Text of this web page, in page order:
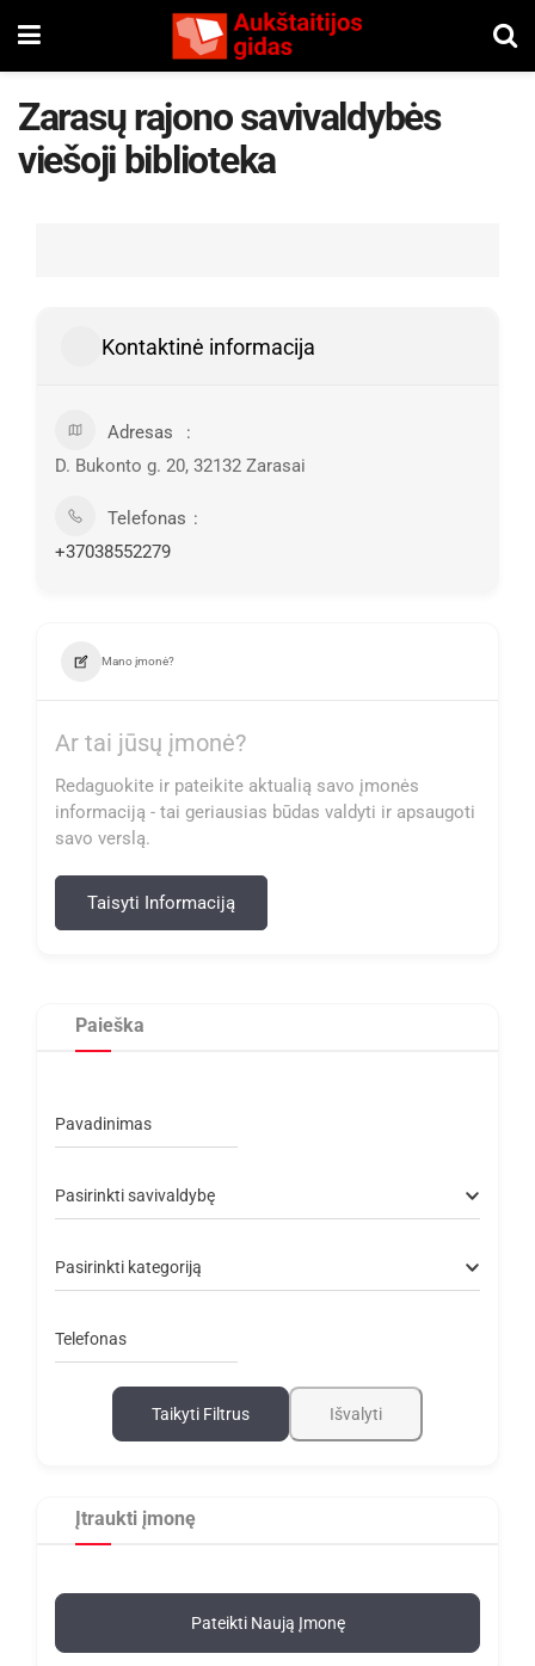
Zarasų rajono savivaldybės
viešoji biblioteka
Kontaktinė informacija
Adresas
D. Bukonto g. 20, 32132 Zarasai
Telefonas
+37038552279
Mano įmonė?
Ar tai jūsų įmonė?
Redaguokite ir pateikite aktualią savo įmonės
informaciją - tai geriausias būdas valdyti ir apsaugoti
savo verslą.
Taisyti Informaciją
Paieška
Pavadinimas
Pasirinkti savivaldybę
Pasirinkti kategoriją
Telefonas
Taikyti Filtrus Išvalyti
Įtraukti įmonę
Pateikti Naują Įmonę